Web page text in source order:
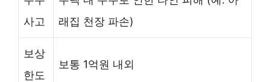
사고
래집 천장 파손)
보상
한도
보통 1억원 내외